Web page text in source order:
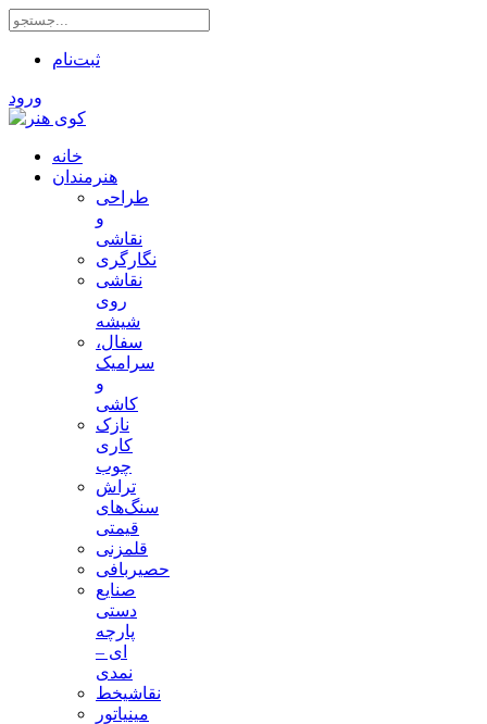
ثبت‌نام
ورود
خانه
هنرمندان
طراحی
و
نقاشی
نگارگری
نقاشی
روی
شیشه
سفال،
سرامیک
و
کاشی
نازک
کاری
چوب
تراش
سنگ‌های
قیمتی
قلمزنی
حصیربافی
صنایع
دستی
پارچه
ای –
نمدی
نقاشیخط
مینیاتور